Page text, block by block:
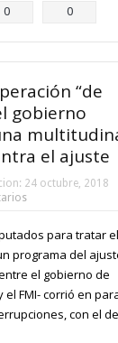
0 Compartir
0
“de
gobierno
el ajuste
24 octubre, 2018
para tratar el
programa del
el gobierno de
el FMI- corrió en
con el